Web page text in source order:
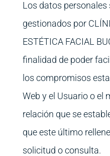
Los datos personales
gestionados por
ESTÉTICA FACIAL
finalidad de poder
los compromisos
Web y el Usuario o el
relación que se
que este último
solicitud o consulta.